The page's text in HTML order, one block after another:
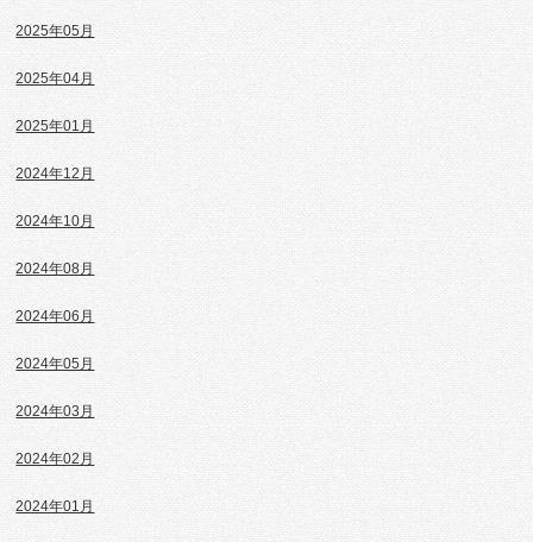
2025年05月
2025年04月
2025年01月
2024年12月
2024年10月
2024年08月
2024年06月
2024年05月
2024年03月
2024年02月
2024年01月